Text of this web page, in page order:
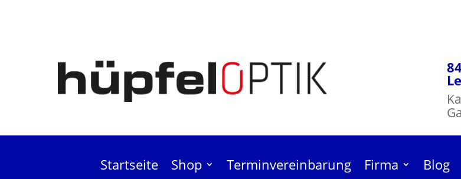
Startseite Shop Terminvereinbarung Firma Blog